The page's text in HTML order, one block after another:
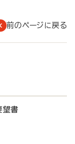
前のページに戻る
望書